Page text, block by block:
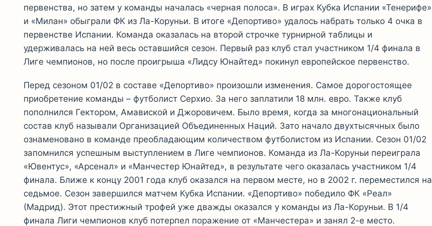
первенства, но затем у команды началась «черная полоса». В играх Кубка Испании «Тенерифе»
и «Милан» обыграли ФК из Ла-Коруньи. В итоге «Депортиво» удалось набрать только 4 очка в
первенстве Испании. Команда оказалась на второй строчке турнирной таблицы и
удерживалась на ней весь оставшийся сезон. Первый раз клуб стал участником 1/4 финала в
Лиге чемпионов, но после проигрыша «Лидсу Юнайтед» покинул европейское первенство.
Перед сезоном 01/02 в составе «Депортиво» произошли изменения. Самое дорогостоящее
приобретение команды – футболист Серхио. За него заплатили 18 млн. евро. Также клуб
пополнился Гектором, Амавиской и Джоровичем. Было время, когда за многонациональный
состав клуб называли Организацией Объединенных Наций. Зато начало двухтысячных было
ознаменовано в команде преобладающим количеством футболистом из Испании. Сезон 01/02
запомнился успешным выступлением в Лиге чемпионов. Команда из Ла-Коруньи переиграла
«Ювентус», «Арсенал» и «Манчестер Юнайтед», в результате чего оказалась участником 1/4
финала. Ближе к концу 2001 года клуб оказался на первом месте, но в 2002 г. переместился на
седьмое. Сезон завершился матчем Кубка Испании. «Депортиво» победило ФК «Реал»
(Мадрид). Этот престижный трофей уже дважды оказался у команды из Ла-Коруньи. В 1/4
финала Лиги чемпионов клуб потерпел поражение от «Манчестера» и занял 2-е место.